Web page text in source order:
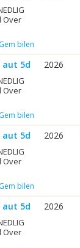
Over
Gem bilen
aut 5d
Over
Gem bilen
2026
aut 5d
Over
Gem bilen
2026
aut 5d
Over
2026